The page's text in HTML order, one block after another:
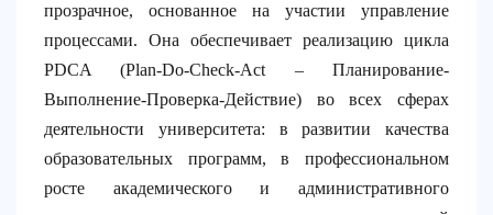
прозрачное, основанное на участии управление
процессами. Она обеспечивает реализацию цикла
PDCA (Plan-Do-Check-Act – Планирование-
Выполнение-Проверка-Действие) во всех сферах
деятельности университета: в развитии качества
образовательных программ, в профессиональном
росте академического и административного